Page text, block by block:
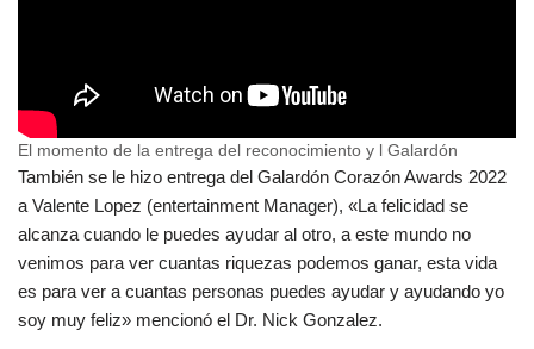
El momento de la entrega del reconocimiento y l Galardón
También se le hizo entrega del Galardón Corazón Awards 2022
a Valente Lopez (entertainment Manager), «La felicidad se
alcanza cuando le puedes ayudar al otro, a este mundo no
venimos para ver cuantas riquezas podemos ganar, esta vida
es para ver a cuantas personas puedes ayudar y ayudando yo
soy muy feliz» mencionó el Dr. Nick Gonzalez.